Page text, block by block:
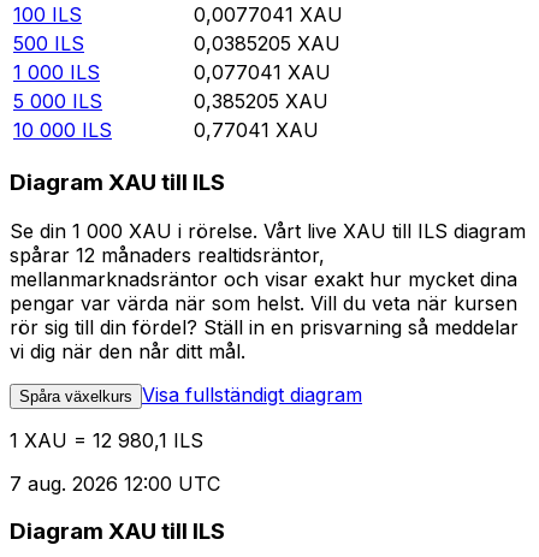
100 ILS 0,0077041 XAU
500 ILS 0,0385205 XAU
1 000 ILS 0,077041 XAU
5 000 ILS 0,385205 XAU
10 000 ILS 0,77041 XAU
Diagram XAU till ILS
Se din 1 000 XAU i rörelse. Vårt live XAU till ILS diagram
spårar 12 månaders realtidsräntor,
mellanmarknadsräntor och visar exakt hur mycket dina
pengar var värda när som helst. Vill du veta när kursen
rör sig till din fördel? Ställ in en prisvarning så meddelar
vi dig när den når ditt mål.
Spåra växelkurs Visa fullständigt diagram
1 XAU = 12 980,1 ILS
7 aug. 2026 12:00 UTC
Diagram XAU till ILS